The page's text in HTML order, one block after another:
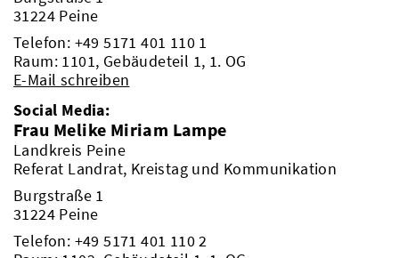
31224 Peine
Telefon: +49 5171 401 110 1
Raum: 1101, Gebäudeteil 1, 1. OG
E-Mail schreiben
Social Media:
Frau Melike Miriam Lampe
Landkreis Peine
Referat Landrat, Kreistag und Kommunikation
Burgstraße 1
31224 Peine
Telefon: +49 5171 401 110 2